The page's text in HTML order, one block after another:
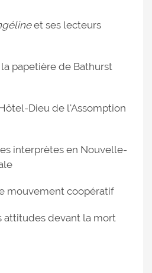
et ses lecteurs
papetière de Bathurst
Dieu de l'Assomption
interprètes en Nouvelle-
mouvement coopératif
attitudes devant la mort